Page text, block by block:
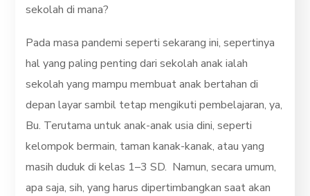
sekolah di mana?
Pada masa pandemi seperti sekarang ini, sepertinya
hal yang paling penting dari sekolah anak ialah
sekolah yang mampu membuat anak bertahan di
depan layar sambil tetap mengikuti pembelajaran, ya,
Bu. Terutama untuk anak-anak usia dini, seperti
kelompok bermain, taman kanak-kanak, atau yang
masih duduk di kelas 1–3 SD. Namun, secara umum,
apa saja, sih, yang harus dipertimbangkan saat akan